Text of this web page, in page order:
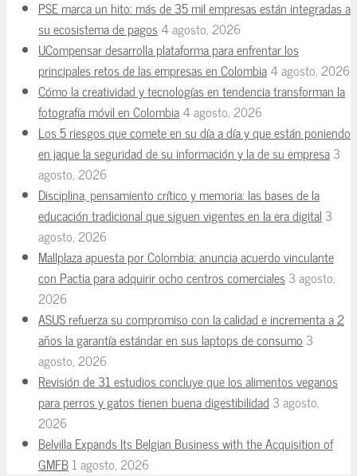
PSE marca un hito: más de 35 mil empresas están integradas a
su ecosistema de pagos4 agosto, 2026
UCompensar desarrolla plataforma para enfrentar los
principales retos de las empresas en Colombia4 agosto, 2026
Cómo la creatividad y tecnologías en tendencia transforman la
fotografía móvil en Colombia4 agosto, 2026
Los 5 riesgos que comete en su día a día y que están poniendo
en jaque la seguridad de su información y la de su empresa3
agosto, 2026
Disciplina, pensamiento crítico y memoria: las bases de la
educación tradicional que siguen vigentes en la era digital 3
agosto, 2026
Mallplaza apuesta por Colombia: anuncia acuerdo vinculante
con Pactia para adquirir ocho centros comerciales3 agosto,
2026
ASUS refuerza su compromiso con la calidad e incrementa a 2
años la garantía estándar en sus laptops de consumo 3
agosto, 2026
Revisión de 31 estudios concluye que los alimentos veganos
para perros y gatos tienen buena digestibilidad 3 agosto,
2026
Belvilla Expands Its Belgian Business with the Acquisition of
GMFB1 agosto, 2026